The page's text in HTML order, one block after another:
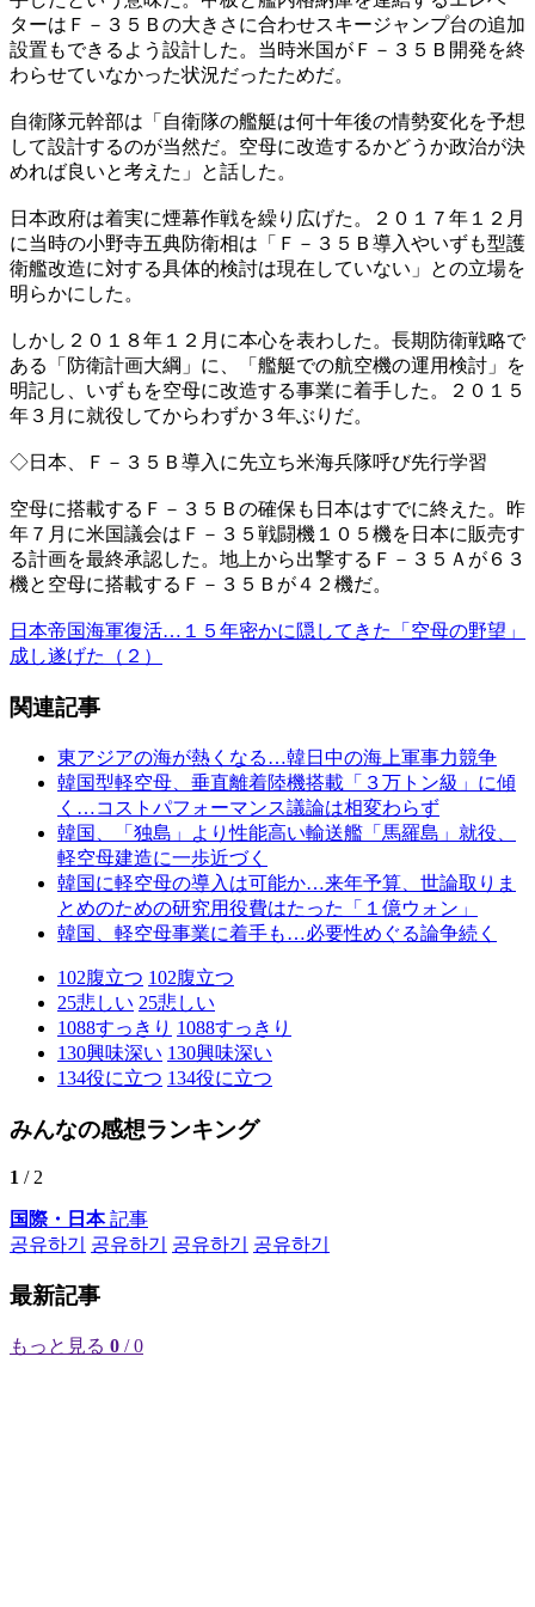
ターはＦ－３５Ｂの大きさに合わせスキージャンプ台の追加
設置もできるよう設計した。当時米国がＦ－３５Ｂ開発を終
わらせていなかった状況だったためだ。
自衛隊元幹部は「自衛隊の艦艇は何十年後の情勢変化を予想
して設計するのが当然だ。空母に改造するかどうか政治が決
めれば良いと考えた」と話した。
日本政府は着実に煙幕作戦を繰り広げた。２０１７年１２月
に当時の小野寺五典防衛相は「Ｆ－３５Ｂ導入やいずも型護
衛艦改造に対する具体的検討は現在していない」との立場を
明らかにした。
しかし２０１８年１２月に本心を表わした。長期防衛戦略で
ある「防衛計画大綱」に、「艦艇での航空機の運用検討」を
明記し、いずもを空母に改造する事業に着手した。２０１５
年３月に就役してからわずか３年ぶりだ。
◇日本、Ｆ－３５Ｂ導入に先立ち米海兵隊呼び先行学習
空母に搭載するＦ－３５Ｂの確保も日本はすでに終えた。昨
年７月に米国議会はＦ－３５戦闘機１０５機を日本に販売す
る計画を最終承認した。地上から出撃するＦ－３５Ａが６３
機と空母に搭載するＦ－３５Ｂが４２機だ。
日本帝国海軍復活…１５年密かに隠してきた「空母の野望」
成し遂げた（２）
関連記事
東アジアの海が熱くなる…韓日中の海上軍事力競争
韓国型軽空母、垂直離着陸機搭載「３万トン級」に傾
く…コストパフォーマンス議論は相変わらず
韓国、「独島」より性能高い輸送艦「馬羅島」就役、
軽空母建造に一歩近づく
韓国に軽空母の導入は可能か…来年予算、世論取りま
とめのための研究用役費はたった「１億ウォン」
韓国、軽空母事業に着手も…必要性めぐる論争続く
102腹立つ 102腹立つ
25悲しい 25悲しい
1088すっきり 1088すっきり
130興味深い 130興味深い
134役に立つ 134役に立つ
みんなの感想ランキング
1 / 2
国際・日本記事
공유하기
공유하기 공유하기 공유하기
最新記事
もっと見る 0 / 0